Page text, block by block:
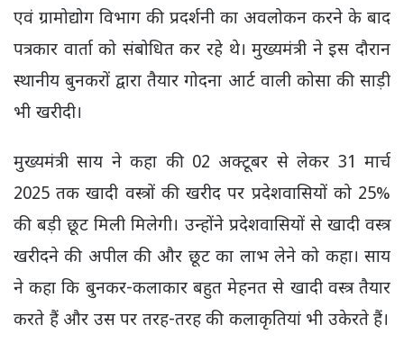
एवं ग्रामोद्योग विभाग की प्रदर्शनी का अवलोकन करने के बाद
पत्रकार वार्ता को संबोधित कर रहे थे। मुख्यमंत्री ने इस दौरान
स्थानीय बुनकरों द्वारा तैयार गोदना आर्ट वाली कोसा की साड़ी
भी खरीदी।
मुख्यमंत्री साय ने कहा की 02 अक्टूबर से लेकर 31 मार्च
2025 तक खादी वस्त्रों की खरीद पर प्रदेशवासियों को 25%
की बड़ी छूट मिली मिलेगी। उन्होंने प्रदेशवासियों से खादी वस्त्र
खरीदने की अपील की और छूट का लाभ लेने को कहा। साय
ने कहा कि बुनकर-कलाकार बहुत मेहनत से खादी वस्त्र तैयार
करते हैं और उस पर तरह-तरह की कलाकृतियां भी उकेरते हैं।